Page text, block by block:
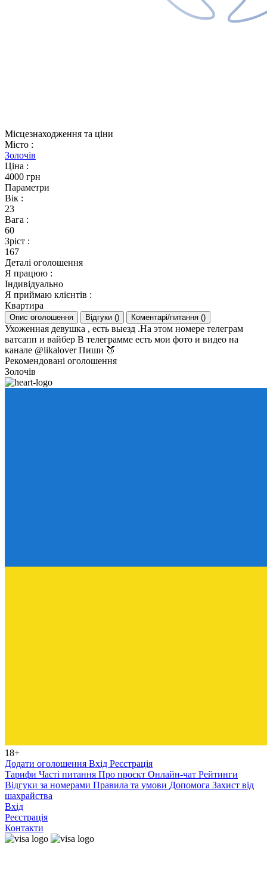
Місцезнаходження та ціни
Місто :
Золочів
Ціна :
4000 грн
Параметри
Вік :
23
Вага :
60
Зріст :
167
Деталі оголошення
Я працюю :
Індивідуально
Я приймаю клієнтів :
Квартира
Опис оголошення Відгуки () Коментарі/питання ()
Ухоженная девушка , есть выезд .На этом номере телеграм
ватсапп и вайбер В телеграмме есть мои фото и видео на
канале @likalover Пиши 🍑
Рекомендовані оголошення
Золочів
18+
Додати оголошення Вхід Реєстрація
Тарифи Часті питання Про проєкт Онлайн-чат Рейтинги
Відгуки за номерами Правила та умови Допомога Захист від
шахрайства
Вхід
Реєстрація
Контакти